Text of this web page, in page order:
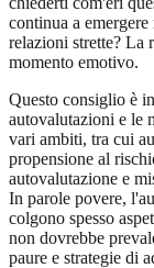
continua a
relazioni strette? La
momento emotivo.
Questo consiglio è
autovalutazioni e le
vari ambiti, tra cui
propensione al
autovalutazione e
In parole povere,
colgono spesso
non dovrebbe
paure e strategie di